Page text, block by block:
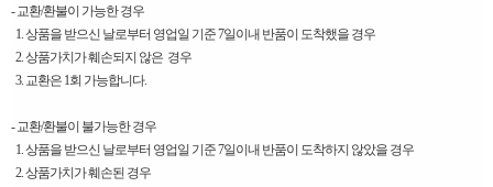
- 교환/환불이 가능한 경우
1. 상품을 받으신 날로부터 영업일 기준 7일이내 반품이 도착했을 경우
2. 상품가치가 훼손되지 않은 경우
3. 교환은 1회 가능합니다.
- 교환/환불이 불가능한 경우
1. 상품을 받으신 날로부터 영업일 기준 7일이내 반품이 도착하지 않았을 경우
2. 상품가치가 훼손된 경우